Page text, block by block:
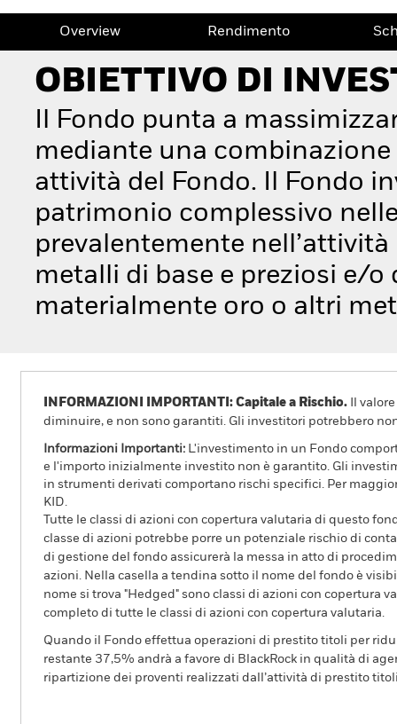
Overview Rendimento
OBIETTIVO DI
Il Fondo punta a
mediante una
attività del Fondo. Il Fondo
patrimonio complessivo
prevalentemente
metalli di base e preziosi e/
materialmente oro o altri
INFORMAZIONI IMPORTANTI: Capitale a Rischio. Il
diminuire, e non sono garantiti. Gli investitori potrebbero
Informazioni Importanti: L'investimento in un Fondo
e l'importo inizialmente investito non è garantito. Gli
in strumenti derivati comportano rischi specifici. Per
KID.
Tutte le classi di azioni con copertura valutaria di questo
classe di azioni potrebbe porre un potenziale rischio di
di gestione del fondo assicurerà la messa in atto di
azioni. Nella casella a tendina sotto il nome del fondo è
nome si trova "Hedged" sono classi di azioni con copertura
completo di tutte le classi di azioni con copertura valutaria.
Quando il Fondo effettua operazioni di prestito titoli per
restante 37,5% andrà a favore di BlackRock in qualità di
ripartizione dei proventi realizzati dall’attività di prestito